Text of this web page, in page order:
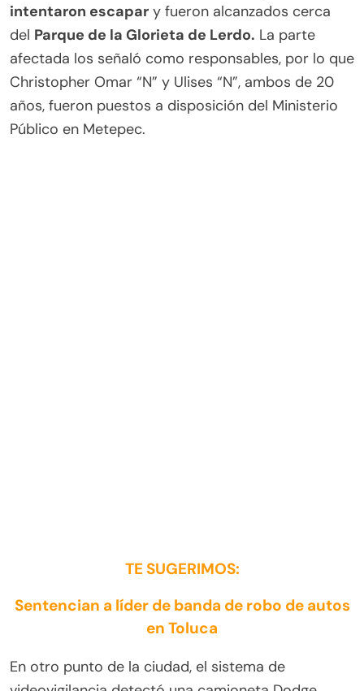
intentaron escapar y fueron alcanzados cerca
del Parque de la Glorieta de Lerdo. La parte
afectada los señaló como responsables, por lo que
Christopher Omar “N” y Ulises “N”, ambos de 20
años, fueron puestos a disposición del Ministerio
Público en Metepec.
TE SUGERIMOS:
Sentencian a líder de banda de robo de autos
en Toluca
En otro punto de la ciudad, el sistema de